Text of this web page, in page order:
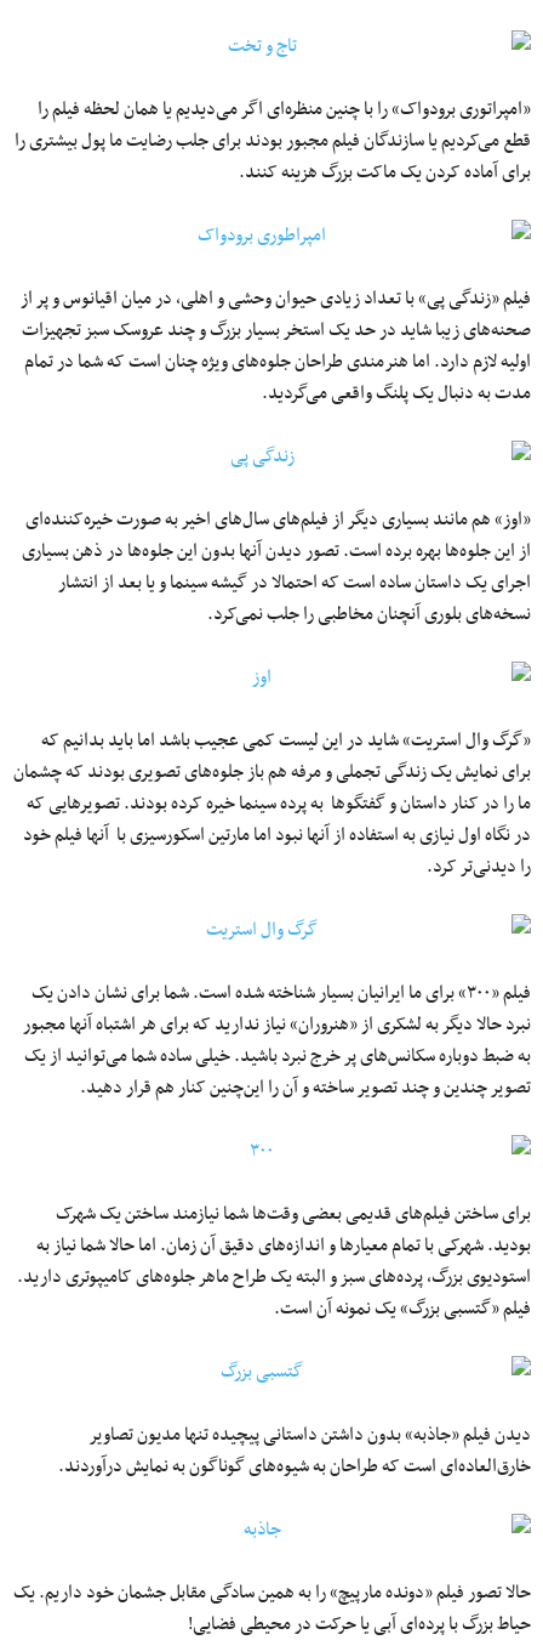
«امپراتوری برودواک» را با چنین منظره‌ای اگر می‌دیدیم یا همان لحظه فیلم را
قطع می‌کردیم یا سازندگان فیلم مجبور بودند برای جلب رضایت ما پول بیشتری را
برای آماده کردن یک ماکت بزرگ هزینه کنند.
فیلم «زندگی پی» با تعداد زیادی حیوان وحشی و اهلی، در میان اقیانوس و پر از
صحنه‌های زیبا شاید در حد یک استخر بسیار بزرگ و چند عروسک سبز تجهیزات
اولیه لازم دارد. اما هنرمندی طراحان جلوه‌های ویژه چنان است که شما در تمام
مدت به دنبال یک پلنگ واقعی می‌گردید.
«اوز» هم مانند بسیاری دیگر از فیلم‌های سال‌های اخیر به صورت خیره‌کننده‌ای
از این جلوه‌ها بهره برده است. تصور دیدن آنها بدون این جلوه‌ها در ذهن بسیاری
اجرای یک داستان ساده است که احتمالا در گیشه سینما و یا بعد از انتشار
نسخه‌های بلوری آنچنان مخاطبی را جلب نمی‌کرد.
«گرگ وال استریت» شاید در این لیست کمی عجیب باشد اما باید بدانیم که
برای نمایش یک زندگی تجملی و مرفه هم باز جلوه‌های تصویری بودند که چشمان
ما را در کنار داستان و گفتگوها به پرده سینما خیره کرده بودند. تصویرهایی که
در نگاه اول نیازی به استفاده از آنها نبود اما مارتین اسکورسیزی با آنها فیلم خود
را دیدنی‌تر کرد.
فیلم «۳۰۰» برای ما ایرانیان بسیار شناخته شده است. شما برای نشان دادن یک
نبرد حالا دیگر به لشکری از «هنروران» نیاز ندارید که برای هر اشتباه آنها مجبور
به ضبط دوباره سکانس‌های پر خرج نبرد باشید. خیلی ساده شما می‌توانید از یک
تصویر چندین و چند تصویر ساخته و آن را این‌چنین کنار هم قرار دهید.
برای ساختن فیلم‌های قدیمی بعضی وقت‌ها شما نیازمند ساختن یک شهرک
بودید. شهرکی با تمام معیارها و اندازه‌های دقیق آن زمان. اما حالا شما نیاز به
استودیوی بزرگ، پرده‌های سبز و البته یک طراح ماهر جلوه‌های کامیپوتری دارید.
فیلم «گتسبی بزرگ» یک نمونه آن است.
دیدن فیلم «جاذبه» بدون داشتن داستانی پیچیده تنها مدیون تصاویر
خارق‌العاده‌ای است که طراحان به شیوه‌های گوناگون به نمایش درآوردند.
حالا تصور فیلم «دونده مارپیچ» را به همین سادگی مقابل جشمان خود داریم. یک
حیاط بزرگ با پرده‌ای آبی یا حرکت در محیطی فضایی!